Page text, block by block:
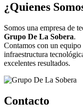
¿Quienes
Somos una empresa de
Grupo De La Sobera.
Contamos con un
infraestructura
excelentes resultados.
Contacto